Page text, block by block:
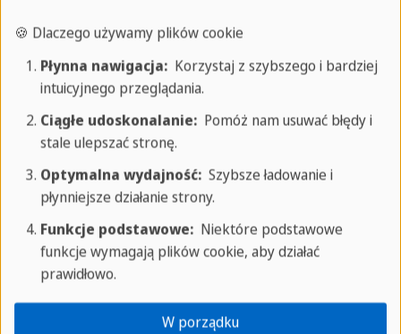
Czytaj więcej
06/03/2020
sprachcaffe.com/polski
Kultura
Turystyczne porady
przez Aleksandra
Co warto zobaczyć w Niemczech?
Planując kurs językowy w
🍪 Dlaczego używamy plików cookie
Płynna nawigacja:Korzystaj z szybszego i bardziej
intuicyjnego przeglądania.
Ciągłe udoskonalanie:Pomóż nam usuwać błędy i
stale ulepszać stronę.
Optymalna wydajność:Szybsze ładowanie i
płynniejsze działanie strony.
Funkcje podstawowe:Niektóre podstawowe
funkcje wymagają plików cookie, aby działać
prawidłowo.
W porządku